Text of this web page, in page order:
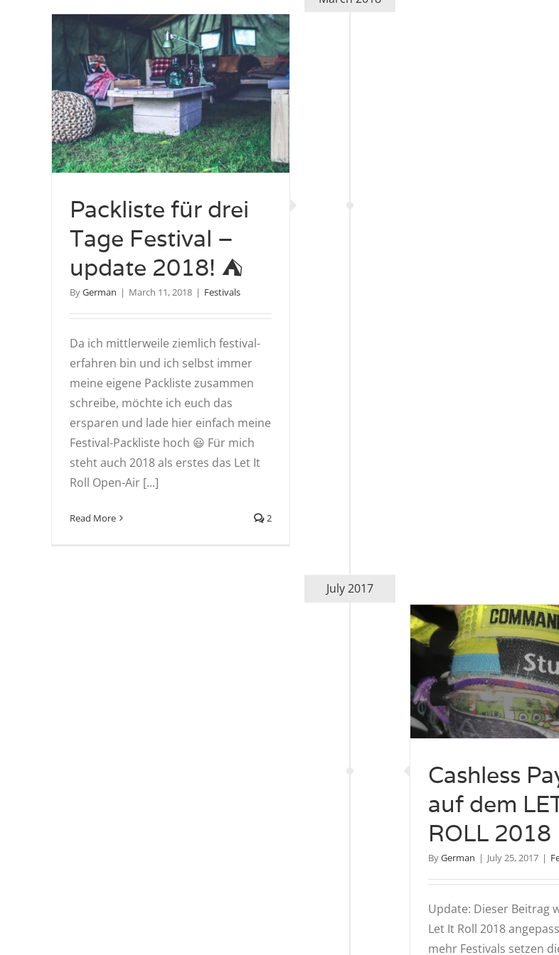
Packliste für drei
Tage Festival –
update 2018! ⛺️
ByGerman | March 11, 2018 | Festivals
Da ich mittlerweile ziemlich festival-
erfahren bin und ich selbst immer
meine eigene Packliste zusammen
schreibe, möchte ich euch das
ersparen und lade hier einfach meine
Festival-Packliste hoch 😃 Für mich
steht auch 2018 als erstes das Let It
Roll Open-Air [...]
Read More 2
July 2017
Cashless
auf dem
ROLL 2018
ByGerman | July 25, 2017 |
Update: Dieser Beitrag
Let It Roll 2018
mehr Festivals setzen